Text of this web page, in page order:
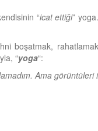
“icat ettiği”
boşatmak,
“yoga“:
Ama